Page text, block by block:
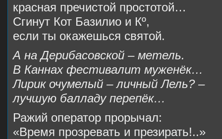
красная пречистой простотой…
Сгинут Кот Базилио и Кº,
если ты окажешься святой.
А на Дерибасовской – метель.
В Каннах фестивалит муженёк…
Лирик очумелый – личный Лель? –
лучшую балладу перепёк…
Ражий оператор прорычал:
«Время прозревать и презирать!..»